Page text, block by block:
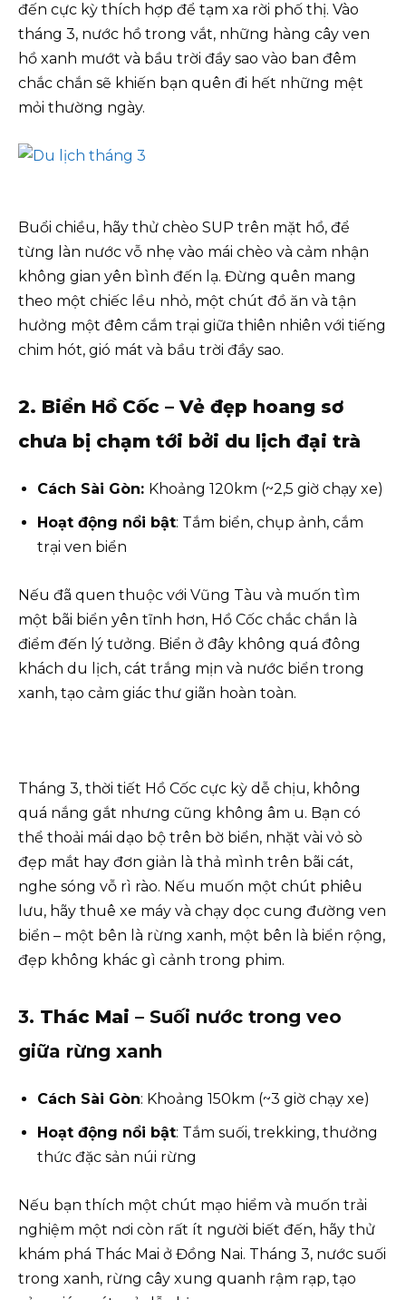
đến cực kỳ thích hợp để tạm xa rời phố thị. Vào
tháng 3, nước hồ trong vắt, những hàng cây ven
hồ xanh mướt và bầu trời đầy sao vào ban đêm
chắc chắn sẽ khiến bạn quên đi hết những mệt
mỏi thường ngày.
Buổi chiều, hãy thử chèo SUP trên mặt hồ, để
từng làn nước vỗ nhẹ vào mái chèo và cảm nhận
không gian yên bình đến lạ. Đừng quên mang
theo một chiếc lều nhỏ, một chút đồ ăn và tận
hưởng một đêm cắm trại giữa thiên nhiên với tiếng
chim hót, gió mát và bầu trời đầy sao.
2. Biển Hồ Cốc – Vẻ đẹp hoang sơ
chưa bị chạm tới bởi du lịch đại trà
Cách Sài Gòn: Khoảng 120km (~2,5 giờ chạy xe)
Hoạt động nổi bật: Tắm biển, chụp ảnh, cắm
trại ven biển
Nếu đã quen thuộc với Vũng Tàu và muốn tìm
một bãi biển yên tĩnh hơn, Hồ Cốc chắc chắn là
điểm đến lý tưởng. Biển ở đây không quá đông
khách du lịch, cát trắng mịn và nước biển trong
xanh, tạo cảm giác thư giãn hoàn toàn.
Tháng 3, thời tiết Hồ Cốc cực kỳ dễ chịu, không
quá nắng gắt nhưng cũng không âm u. Bạn có
thể thoải mái dạo bộ trên bờ biển, nhặt vài vỏ sò
đẹp mắt hay đơn giản là thả mình trên bãi cát,
nghe sóng vỗ rì rào. Nếu muốn một chút phiêu
lưu, hãy thuê xe máy và chạy dọc cung đường ven
biển – một bên là rừng xanh, một bên là biển rộng,
đẹp không khác gì cảnh trong phim.
3. Thác Mai – Suối nước trong veo
giữa rừng xanh
Cách Sài Gòn: Khoảng 150km (~3 giờ chạy xe)
Hoạt động nổi bật: Tắm suối, trekking, thưởng
thức đặc sản núi rừng
Nếu bạn thích một chút mạo hiểm và muốn trải
nghiệm một nơi còn rất ít người biết đến, hãy thử
khám phá Thác Mai ở Đồng Nai. Tháng 3, nước suối
trong xanh, rừng cây xung quanh rậm rạp, tạo